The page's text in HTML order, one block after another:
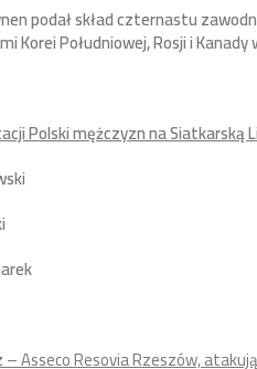
podał skład czternastu
Korei Południowej, Rosji i
Polski mężczyzn na Siatkarską
– Asseco Resovia Rzeszów,